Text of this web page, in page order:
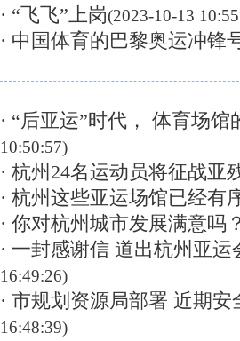
· “飞飞”上岗(2023-10-13
· 中国体育的巴黎奥运冲锋
· “后亚运”时代， 体育场
10:50:57)
· 杭州24名运动员将征战亚
· 杭州这些亚运场馆已经有
· 你对杭州城市发展满意吗
· 一封感谢信 道出杭州亚
16:49:26)
· 市规划资源局部署 近期
16:48:39)